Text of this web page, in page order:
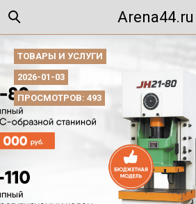
Arena44.ru
ТОВАРЫ И УСЛУГИ
2026-01-03
ПРОСМОТРОВ: 493